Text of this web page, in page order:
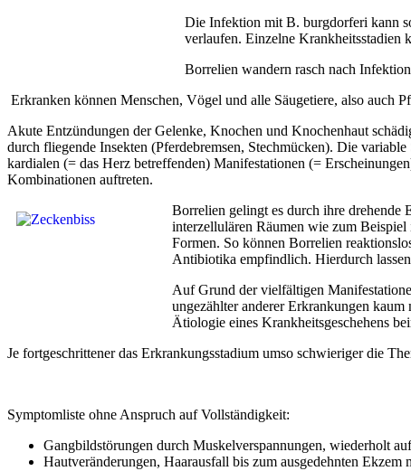
Die Infektion mit B. burgdorferi kann
verlaufen. Einzelne Krankheitsstadien
Borrelien wandern rasch nach
Erkranken können Menschen, Vögel und alle Säugetiere, also auch
Akute Entzündungen der Gelenke, Knochen und Knochenhaut
durch fliegende Insekten (Pferdebremsen, Stechmücken). Die
kardialen (= das Herz betreffenden) Manifestationen (=
Kombinationen auftreten.
Borrelien gelingt es durch ihre drehende
interzellulären Räumen wie zum Beispiel
Formen. So können Borrelien
Antibiotika empfindlich. Hierdurch
Auf Grund der vielfältigen
ungezählter anderer Erkrankungen
Ätiologie eines Krankheitsgeschehens
Je fortgeschrittener das Erkrankungsstadium umso schwieriger die
Symptomliste ohne Anspruch auf Vollständigkeit:
Gangbildstörungen durch Muskelverspannungen, wiederholt
Hautveränderungen, Haarausfall bis zum ausgedehnten Ekzem